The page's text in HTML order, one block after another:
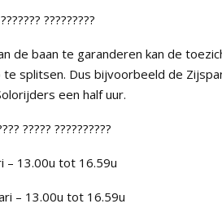
?????????
de baan te garanderen kan de
splitsen. Dus bijvoorbeeld de
een half uur.
????? ??????????
– 13.00u tot 16.59u
– 13.00u tot 16.59u